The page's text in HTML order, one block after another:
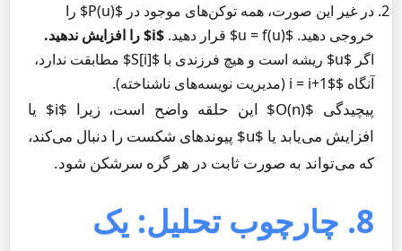
در غیر این صورت، همه توکن‌های موجود در $P(u)$ را
خروجی دهید. $u = f(u)$ قرار دهید.
$i$ را افزایش ندهید.
اگر $u$ ریشه است و هیچ فرزندی با $S[i]$ مطابقت ندارد،
آنگاه $i = i+1$ (مدیریت نویسه‌های ناشناخته).
پیچیدگی $O(n)$ این حلقه واضح است، زیرا $i$ یا
افزایش می‌یابد یا $u$ پیوندهای شکست را دنبال می‌کند،
که می‌تواند به صورت ثابت در هر گره سرشکن شود.
8. چارچوب تحلیل: یک